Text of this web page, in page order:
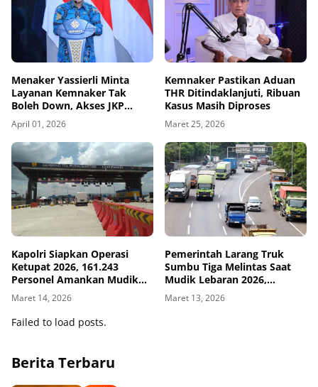
Menaker Yassierli Minta
Layanan Kemnaker Tak
Boleh Down, Akses JKP
hingga Pelatihan Kerja Harus
Mudah
April 01, 2026
Kemnaker Pastikan Aduan
THR Ditindaklanjuti, Ribuan
Kasus Masih Diproses
Maret 25, 2026
Kapolri Siapkan Operasi
Ketupat 2026, 161.243
Personel Amankan Mudik
Lebaran
Maret 14, 2026
Pemerintah Larang Truk
Sumbu Tiga Melintas Saat
Mudik Lebaran 2026,
Berlaku Mulai 13 Maret
Maret 13, 2026
Failed to load posts.
Berita Terbaru